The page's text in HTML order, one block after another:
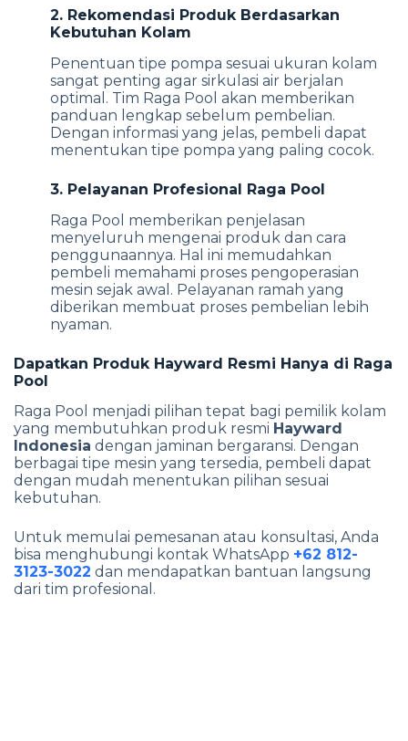
2. Rekomendasi Produk Berdasarkan
Kebutuhan Kolam
Penentuan tipe pompa sesuai ukuran kolam
sangat penting agar sirkulasi air berjalan
optimal. Tim Raga Pool akan memberikan
panduan lengkap sebelum pembelian.
Dengan informasi yang jelas, pembeli dapat
menentukan tipe pompa yang paling cocok.
3. Pelayanan Profesional Raga Pool
Raga Pool memberikan penjelasan
menyeluruh mengenai produk dan cara
penggunaannya. Hal ini memudahkan
pembeli memahami proses pengoperasian
mesin sejak awal. Pelayanan ramah yang
diberikan membuat proses pembelian lebih
nyaman.
Dapatkan Produk Hayward Resmi Hanya di Raga
Pool
Raga Pool menjadi pilihan tepat bagi pemilik kolam
yang membutuhkan produk resmi Hayward
Indonesia dengan jaminan bergaransi. Dengan
berbagai tipe mesin yang tersedia, pembeli dapat
dengan mudah menentukan pilihan sesuai
kebutuhan.
Untuk memulai pemesanan atau konsultasi, Anda
bisa menghubungi kontak WhatsApp +62 812-
3123-3022 dan mendapatkan bantuan langsung
dari tim profesional.